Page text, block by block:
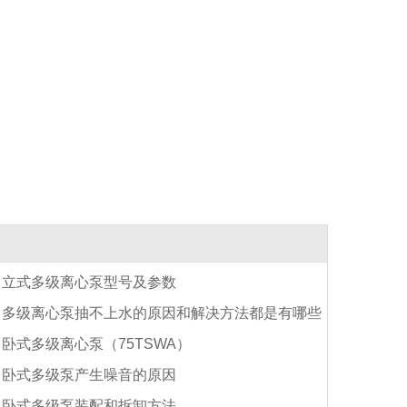
立式多级离心泵型号及参数
多级离心泵抽不上水的原因和解决方法都是有哪些
卧式多级离心泵（75TSWA）
卧式多级泵产生噪音的原因